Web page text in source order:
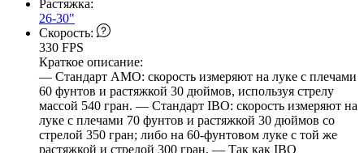
Растяжка:
26-30"
Скорость:
330 FPS
Краткое описание:
— Стандарт АМО: скорость измеряют на луке с плечами
60 фунтов и растяжкой 30 дюймов, используя стрелу
массой 540 гран. — Стандарт IBO: скорость измеряют на
луке с плечами 70 фунтов и растяжкой 30 дюймов со
стрелой 350 гран; либо на 60-фунтовом луке с той же
растяжкой и стрелой 300 гран. — Так как IBO